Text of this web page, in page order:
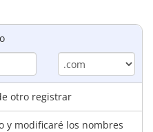
otro registrar
y modificaré los nombres